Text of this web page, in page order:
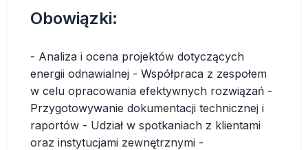
Obowiązki:
- Analiza i ocena projektów dotyczących
energii odnawialnej - Współpraca z zespołem
w celu opracowania efektywnych rozwiązań -
Przygotowywanie dokumentacji technicznej i
raportów - Udział w spotkaniach z klientami
oraz instytucjami zewnętrznymi -